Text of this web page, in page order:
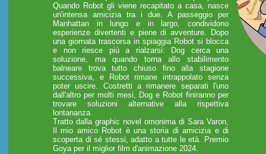
Quando Robot gli viene recapitato a casa, nasce
un'intensa amicizia tra i due. A passeggio per
Manhattan in lungo e in largo, condividono
esperienze divertenti e piene di avventure. Dopo
una giornata trascorsa in spiaggia Robot si blocca
e non riesce più a rialzarsi: Dog cerca una
soluzione, ma quando torna allo stabilimento
balneare trova tutto chiuso fino alla stagione
successiva, e Robot rimane intrappolato senza
poter uscire. Costretti a rimanere separati l'uno
dall'altro per molti mesi, Dog e Robot finiranno per
trovare soluzioni alternative alla rispettiva
lontananza.
Tratto dalla graphic novel omonima di Sara Varon,
Il mio amico Robot è una storia di amicizia e di
scoperta di sé stessi, adatto a tutte le età. Premio
Goya per il miglior film d'animazione 2024.